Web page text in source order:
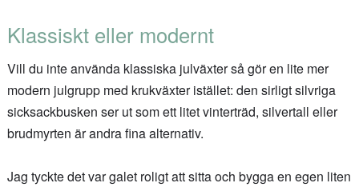
Klassiskt eller modernt
Vill du inte använda klassiska julväxter så gör en lite mer
modern julgrupp med krukväxter istället: den sirligt silvriga
sicksackbusken ser ut som ett litet vinterträd, silvertall eller
brudmyrten är andra fina alternativ.
Jag tyckte det var galet roligt att sitta och bygga en egen liten